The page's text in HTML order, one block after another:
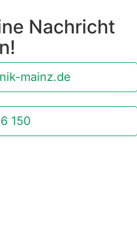
Nachricht
mainz.de
150